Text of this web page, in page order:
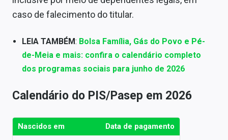
caso de falecimento do titular.
LEIA TAMBÉM: Bolsa Família, Gás do Povo e Pé-
de-Meia e mais: confira o calendário completo
dos programas sociais para junho de 2026
Calendário do PIS/Pasep em 2026
Nascidos em Data de pagamento